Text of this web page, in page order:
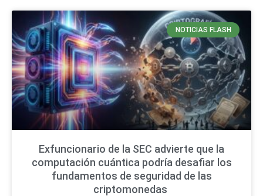
NOTICIAS FLASH
Exfuncionario de la SEC advierte que la
computación cuántica podría desafiar los
fundamentos de seguridad de las
criptomonedas